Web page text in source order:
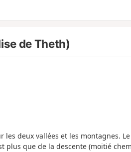
retour en descente peut être
qui reste peu fréquentée.
de Theth)
deux vallées et les montagnes. Le
plus que de la descente (moitié